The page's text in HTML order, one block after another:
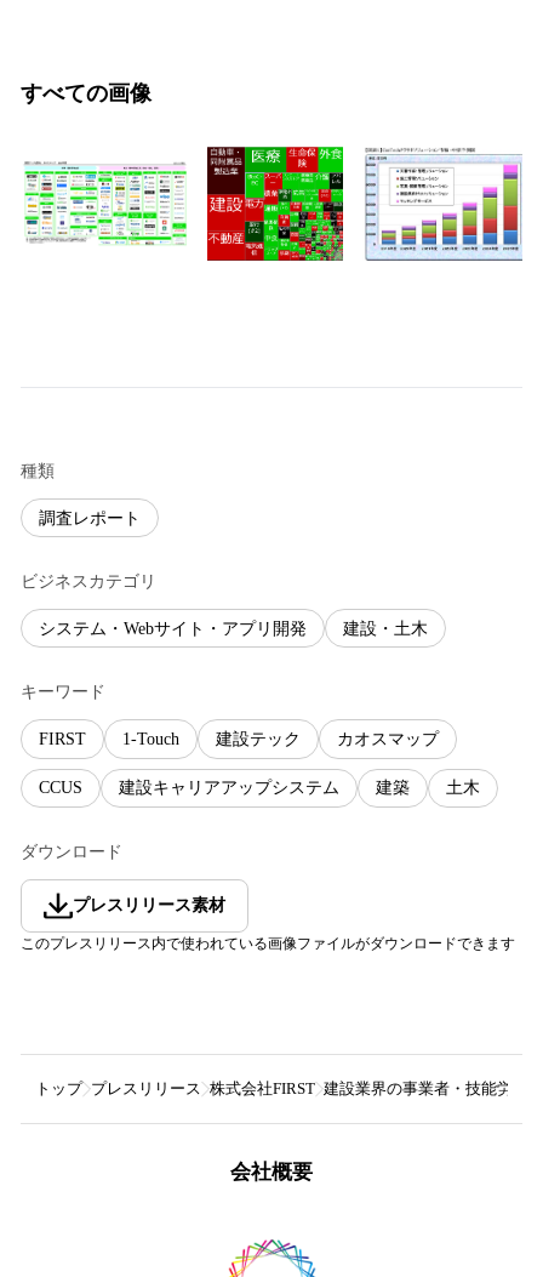
すべての画像
種類
調査レポート
ビジネスカテゴリ
システム・Webサイト・アプリ開発 建設・土木
キーワード
FIRST 1-Touch 建設テック カオスマップ
CCUS 建設キャリアアップシステム 建築 土木
ダウンロード
プレスリリース素材
このプレスリリース内で使われている画像ファイルがダウンロードできます
トップ プレスリリース 株式会社FIRST 建設業界の事業者・技能労働
会社概要